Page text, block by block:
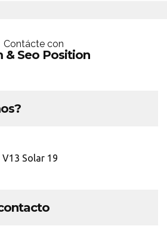
Contácte con
& Seo Position
Solar 19